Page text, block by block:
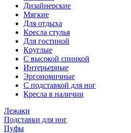
Дизайнерские
Мягкие
Для отдыха
Кресла стулья
Для гостиной
Круглые
С высокой спинкой
Интерьерные
Эргономичные
С подставкой для ног
Кресла в наличии
Лежаки
Подставки для ног
Пуфы